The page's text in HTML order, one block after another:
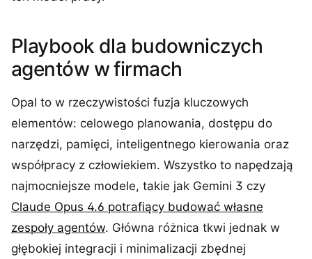
Playbook dla budowniczych
agentów w firmach
Opal to w rzeczywistości fuzja kluczowych
elementów: celowego planowania, dostępu do
narzędzi, pamięci, inteligentnego kierowania oraz
współpracy z człowiekiem. Wszystko to napędzają
najmocniejsze modele, takie jak Gemini 3 czy
Claude Opus 4.6 potrafiący budować własne
zespoły agentów. Główna różnica tkwi jednak w
głębokiej integracji i minimalizacji zbędnej